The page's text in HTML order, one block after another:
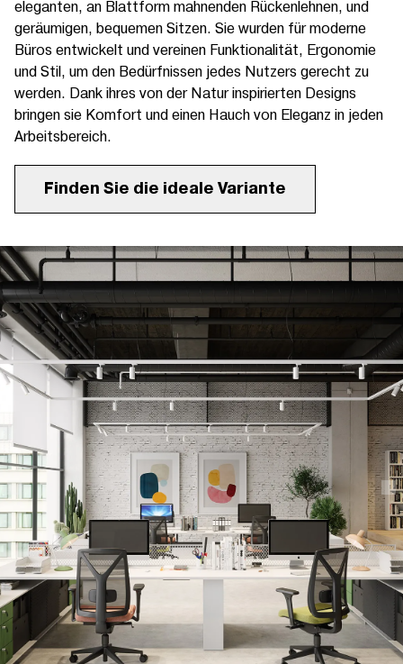
eleganten, an Blattform mahnenden Rückenlehnen, und
geräumigen, bequemen Sitzen. Sie wurden für moderne
Büros entwickelt und vereinen Funktionalität, Ergonomie
und Stil, um den Bedürfnissen jedes Nutzers gerecht zu
werden. Dank ihres von der Natur inspirierten Designs
bringen sie Komfort und einen Hauch von Eleganz in jeden
Arbeitsbereich.
Finden Sie die ideale Variante